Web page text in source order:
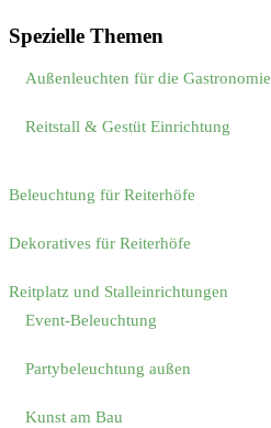
Spezielle Themen
Außenleuchten für die Gastronomie
Reitstall & Gestüt Einrichtung
Beleuchtung für Reiterhöfe
Dekoratives für Reiterhöfe
Reitplatz und Stalleinrichtungen
Event-Beleuchtung
Partybeleuchtung außen
Kunst am Bau